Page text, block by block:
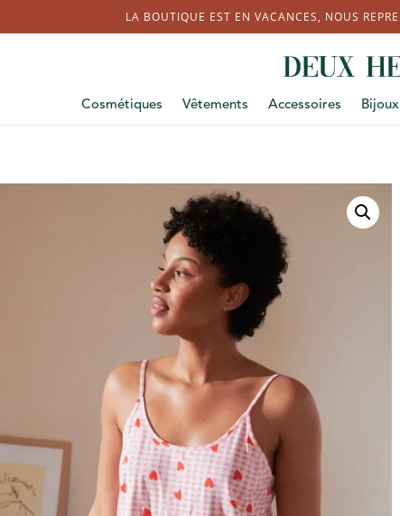
LA BOUTIQUE EST EN VACANCES, NOUS
Cosmétiques Vêtements Accessoires Bijoux